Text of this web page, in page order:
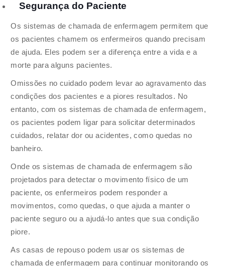
Segurança do Paciente
Os sistemas de chamada de enfermagem permitem que
os pacientes chamem os enfermeiros quando precisam
de ajuda. Eles podem ser a diferença entre a vida e a
morte para alguns pacientes.
Omissões no cuidado podem levar ao agravamento das
condições dos pacientes e a piores resultados. No
entanto, com os sistemas de chamada de enfermagem,
os pacientes podem ligar para solicitar determinados
cuidados, relatar dor ou acidentes, como quedas no
banheiro.
Onde os sistemas de chamada de enfermagem são
projetados para detectar o movimento físico de um
paciente, os enfermeiros podem responder a
movimentos, como quedas, o que ajuda a manter o
paciente seguro ou a ajudá-lo antes que sua condição
piore.
As casas de repouso podem usar os sistemas de
chamada de enfermagem para continuar monitorando os